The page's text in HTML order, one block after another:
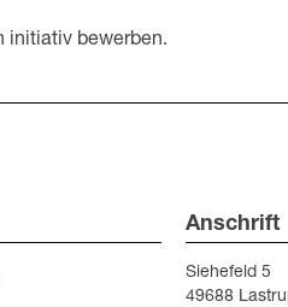
initiativ bewerben.
Anschrift
Siehefeld 5
49688